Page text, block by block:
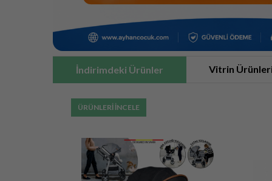
İndirimdeki Ürünler Vitrin
ÜRÜNLERİ İNCELE